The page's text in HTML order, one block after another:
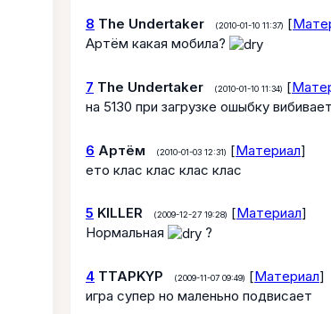
8 The Undertaker (2010-01-10 11:37) [
Артём какая мобила?
7 The Undertaker (2010-01-10 11:34) [
на 5130 при загрузке ошыбку вибивает
6 Артём (2010-01-03 12:31) [Материал]
ето клас клас клас клас
5 KILLER (2009-12-27 19:28) [Материал]
Нормальная
?
4 TTAPKYP (2009-11-07 09:49) [Материал]
игра супер но маленьно подвисает